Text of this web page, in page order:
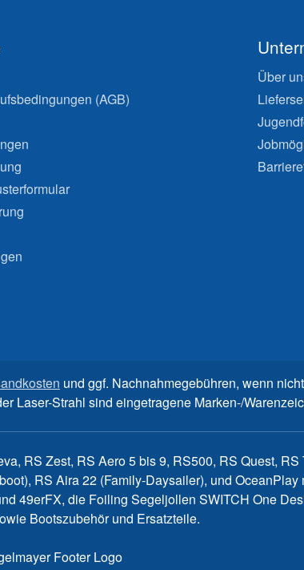
(AGB)
Über
und ggf. Nachnahmegebühren, wenn
Strahl sind eingetragene Marken-/
RS Zest, RS Aero 5 bis 9, RS500, RS Quest,
RS Aira 22 (Family-Daysailer), und
49erFX, die Foiling Segeljollen SWITCH One
Bootszubehör und Ersatzteile.